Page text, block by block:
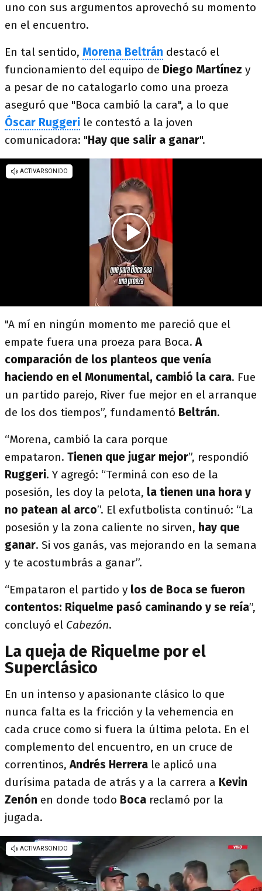
uno con sus argumentos aprovechó su momento
en el encuentro.
En tal sentido, Morena Beltrán destacó el
funcionamiento del equipo de Diego Martínez y
a pesar de no catalogarlo como una proeza
aseguró que "Boca cambió la cara", a lo que
Óscar Ruggeri le contestó a la joven
comunicadora: "Hay que salir a ganar".
"A mí en ningún momento me pareció que el
empate fuera una proeza para Boca.A
comparación de los planteos que venía
haciendo en el Monumental, cambió la cara. Fue
un partido parejo, River fue mejor en el arranque
de los dos tiempos”, fundamentó Beltrán.
“Morena, cambió la cara porque
empataron. Tienen que jugar mejor”, respondió
Ruggeri. Y agregó: “Terminá con eso de la
posesión, les doy la pelota, la tienen una hora y
no patean al arco”. El exfutbolista continuó: “La
posesión y la zona caliente no sirven, hay que
ganar. Si vos ganás, vas mejorando en la semana
y te acostumbrás a ganar”.
“Empataron el partido y los de Boca se fueron
contentos: Riquelme pasó caminando y se reía”,
concluyó el Cabezón.
La queja de Riquelme por el
Superclásico
En un intenso y apasionante clásico lo que
nunca falta es la fricción y la vehemencia en
cada cruce como si fuera la última pelota. En el
complemento del encuentro, en un cruce de
correntinos,Andrés Herrera le aplicó una
durísima patada de atrás y a la carrera a Kevin
Zenón en donde todo Boca reclamó por la
jugada.